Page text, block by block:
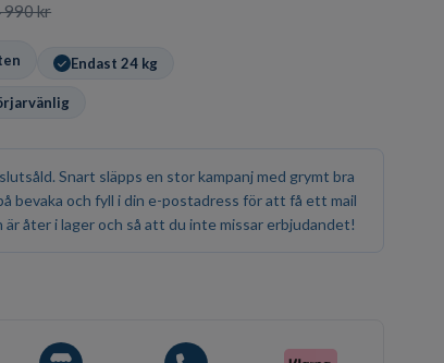
990 kr
Endast 24 kg
Snart släpps en stor kampanj med grymt bra
bevaka och fyll i din e-postadress för att få ett mail
åter i lager och så att du inte missar erbjudandet!